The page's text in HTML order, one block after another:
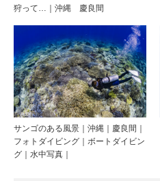
狩って…｜沖縄 慶良間
サンゴのある風景｜沖縄｜慶良間｜
フォトダイビング｜ボートダイビン
グ｜水中写真｜